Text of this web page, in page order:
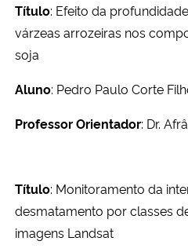
Título: Efeito da
várzeas arrozeiras nos
soja
Aluno: Pedro Paulo Corte
Professor Orientador: Dr.
Título: Monitoramento da
desmatamento por classes
imagens Landsat